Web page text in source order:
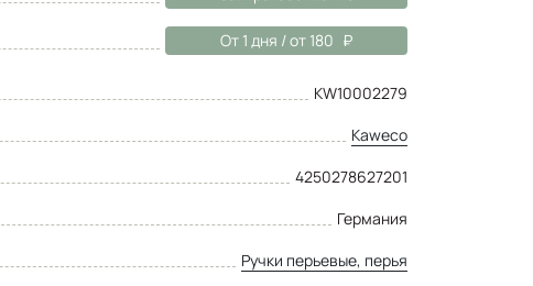
От 1 дня / от 180
KW10002279
Kaweco
4250278627201
Германия
Ручки перьевые, перья